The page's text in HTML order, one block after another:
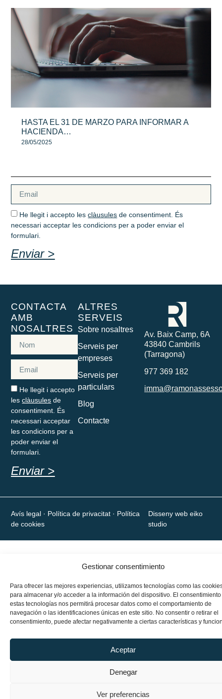
Gestionar consentimiento
Para ofrecer las mejores experiencias, utilizamos tecnologías como las
para almacenar y/o acceder a la información del dispositivo. El
estas tecnologías nos permitirá procesar datos como el comportamiento de
navegación o las identificaciones únicas en este sitio. No consentir o retirar el
consentimiento, puede afectar negativamente a ciertas características y
Aceptar
Denegar
Ver preferencias
HASTA EL 31 DE MARZO PARA INFORMAR A
HACIENDA…
28/05/2025
He llegit i accepto lesclàusules de consentiment. És
necessari acceptar les condicions per a poder enviar el
formulari.
Enviar >
Av. Baix Camp, 6A
43840 Cambrils
(Tarragona)
977 369 182
ALTRES
SERVEIS
Sobre nosaltres
Serveis per
empreses
Serveis per
particulars
Blog
Contacte
CONTACTA
AMB
NOSALTRES
He llegit i accepto
lesclàusules de
consentiment. És
necessari acceptar
les condicions per a
poder enviar el
formulari.
Enviar >
Avís legal · Política de privacitat · Política
de cookies
Disseny web eiko
studio